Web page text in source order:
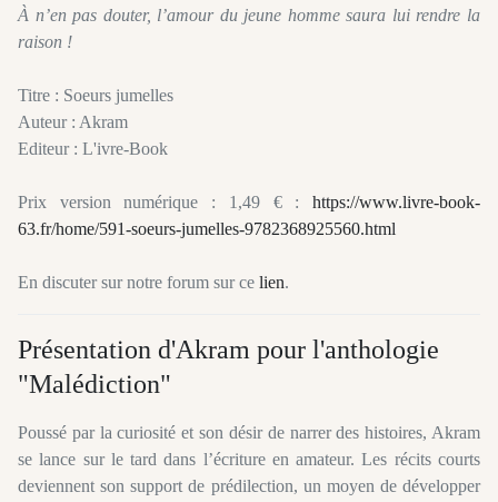
À n’en pas douter, l’amour du jeune homme saura lui rendre la
raison !
Titre : Soeurs jumelles
Auteur : Akram
Editeur : L'ivre-Book
Prix version numérique : 1,49 € : https://www.livre-book-
63.fr/home/591-soeurs-jumelles-9782368925560.html
En discuter sur notre forum sur ce lien.
Présentation d'Akram pour l'anthologie
"Malédiction"
Poussé par la curiosité et son désir de narrer des histoires, Akram
se lance sur le tard dans l’écriture en amateur. Les récits courts
deviennent son support de prédilection, un moyen de développer